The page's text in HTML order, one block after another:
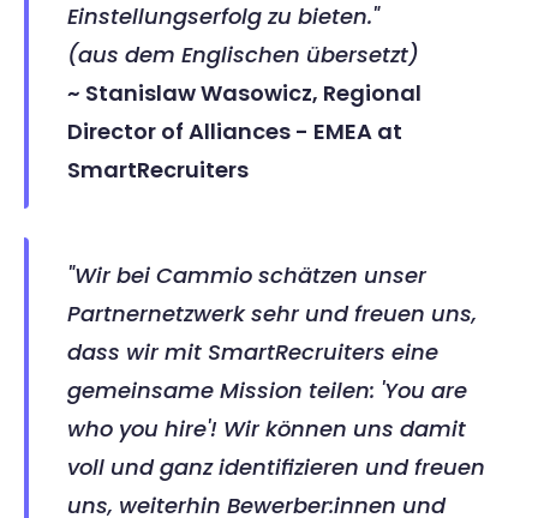
Einstellungserfolg zu bieten."
(aus dem Englischen übersetzt)
~ Stanislaw Wasowicz, Regional
Director of Alliances - EMEA at
SmartRecruiters
"Wir bei Cammio schätzen unser
Partnernetzwerk sehr und freuen uns,
dass wir mit SmartRecruiters eine
gemeinsame Mission teilen: 'You are
who you hire'! Wir können uns damit
voll und ganz identifizieren und freuen
uns, weiterhin Bewerber:innen und